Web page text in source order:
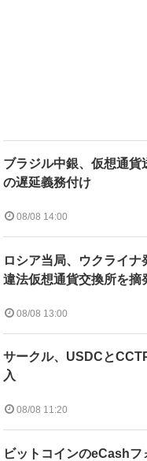
ブラジル中銀、仮想通貨
の遅延義務付け
08/08 14:00
ロシア当局、ウクライナ
違法仮想通貨交換所を
08/08 13:00
サークル、USDCと
入
08/08 11:20
ビットコインのeCashフ